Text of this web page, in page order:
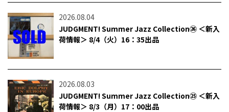
2026.08.04
JUDGMENT! Summer Jazz Collection㉖ ＜新入
荷情報＞ 8/4（火）16：35出品
2026.08.03
JUDGMENT! Summer Jazz Collection㉕ ＜新入
荷情報＞ 8/3（月）17：00出品